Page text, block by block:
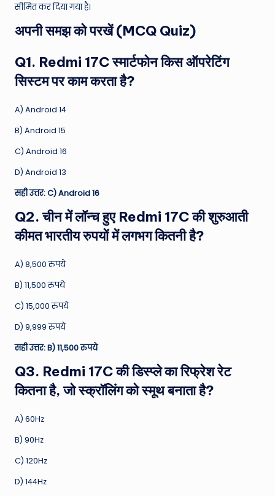
सीमित कर दिया गया है।
अपनी समझ को परखें (MCQ Quiz)
Q1. Redmi 17C स्मार्टफोन किस ऑपरेटिंग
सिस्टम पर काम करता है?
A) Android 14
B) Android 15
C) Android 16
D) Android 13
सही उत्तर: C) Android 16
Q2. चीन में लॉन्च हुए Redmi 17C की शुरुआती
कीमत भारतीय रुपयों में लगभग कितनी है?
A) 8,500 रुपये
B) 11,500 रुपये
C) 15,000 रुपये
D) 9,999 रुपये
सही उत्तर: B) 11,500 रुपये
Q3. Redmi 17C की डिस्प्ले का रिफ्रेश रेट
कितना है, जो स्क्रॉलिंग को स्मूथ बनाता है?
A) 60Hz
B) 90Hz
C) 120Hz
D) 144Hz